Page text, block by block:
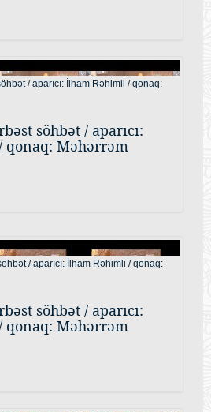
söhbət / aparıcı:
Məhərrəm
söhbət / aparıcı:
Məhərrəm